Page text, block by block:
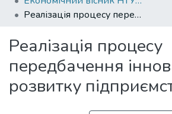
Statistics
Реалізація процесу передбачення інноваційного розвитку підприємства
Реалізація процесу
передбачення
розвитку